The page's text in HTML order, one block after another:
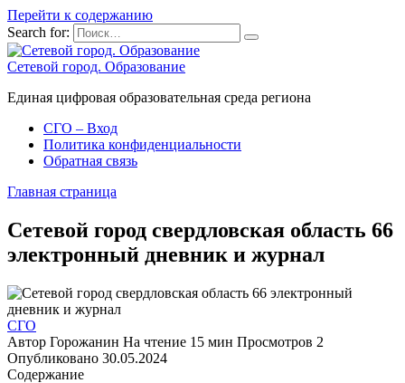
Перейти к содержанию
Search for:
Сетевой город. Образование
Единая цифровая образовательная среда региона
СГО – Вход
Политика конфиденциальности
Обратная связь
Главная страница
Сетевой город свердловская область 66
электронный дневник и журнал
СГО
Автор Горожанин На чтение 15 мин Просмотров 2
Опубликовано 30.05.2024
Содержание